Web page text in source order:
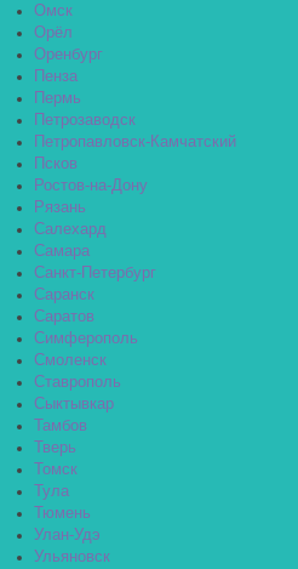
Омск
Орёл
Оренбург
Пенза
Пермь
Петрозаводск
Петропавловск-Камчатский
Псков
Ростов-на-Дону
Рязань
Салехард
Самара
Санкт-Петербург
Саранск
Саратов
Симферополь
Смоленск
Ставрополь
Сыктывкар
Тамбов
Тверь
Томск
Тула
Тюмень
Улан-Удэ
Ульяновск